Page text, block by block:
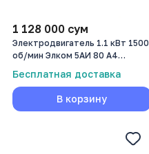
1 128 000сум
Электродвигатель 1.1 кВт 1500
об/мин Элком 5АИ 80 А4
Бесплатная доставка
В корзину